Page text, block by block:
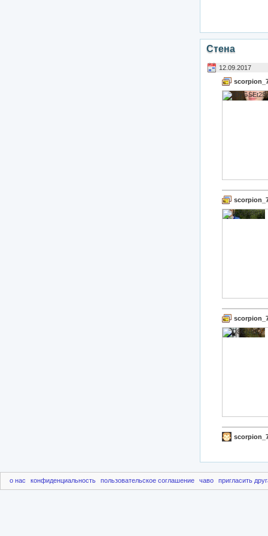
Стена
12.09.2017
о нас конфиденциальность пользовательское соглашение чаво пригласить